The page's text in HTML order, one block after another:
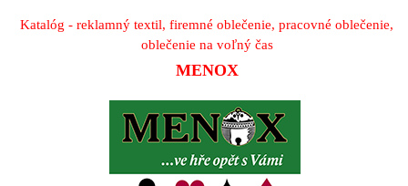
Katalóg - reklamný textil, firemné oblečenie, pracovné oblečenie,
oblečenie na voľný čas
MENOX